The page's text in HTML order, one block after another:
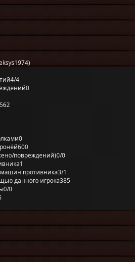
4/4
0
562
0
600
повреждений)0/0
1
противника3/1
данного игрока385
0/0